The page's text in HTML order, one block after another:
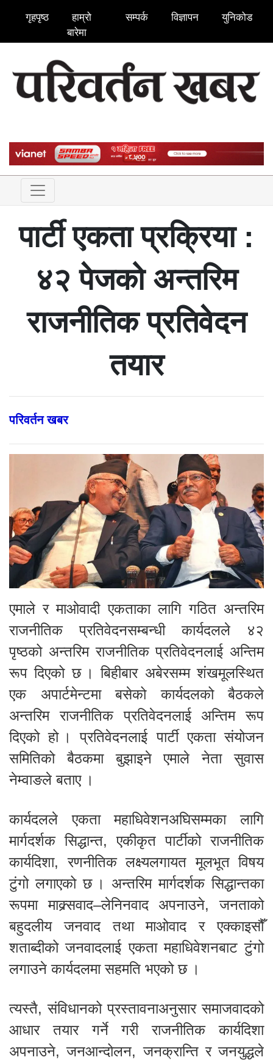
गृहपृष्ठ
हाम्रो
बारेमा
सम्पर्क विज्ञापन युनिकोड
पार्टी एकता प्रक्रिया :
४२ पेजको अन्तरिम
राजनीतिक प्रतिवेदन
तयार
परिवर्तन खबर
एमाले र माओवादी एकताका लागि गठित अन्तरिम
राजनीतिक प्रतिवेदनसम्बन्धी कार्यदलले ४२
पृष्ठको अन्तरिम राजनीतिक प्रतिवेदनलाई अन्तिम
रूप दिएको छ । बिहीबार अबेरसम्म शंखमूलस्थित
एक अपार्टमेन्टमा बसेको कार्यदलको बैठकले
अन्तरिम राजनीतिक प्रतिवेदनलाई अन्तिम रूप
दिएको हो । प्रतिवेदनलाई पार्टी एकता संयोजन
समितिको बैठकमा बुझाइने एमाले नेता सुवास
नेम्वाङले बताए ।
कार्यदलले एकता महाधिवेशनअघिसम्मका लागि
मार्गदर्शक सिद्धान्त, एकीकृत पार्टीको राजनीतिक
कार्यदिशा, रणनीतिक लक्ष्यलगायत मूलभूत विषय
टुंगो लगाएको छ । अन्तरिम मार्गदर्शक सिद्धान्तका
रूपमा माक्र्सवाद–लेनिनवाद अपनाउने, जनताको
बहुदलीय जनवाद तथा माओवाद र एक्काइसौँ
शताब्दीको जनवादलाई एकता महाधिवेशनबाट टुंगो
लगाउने कार्यदलमा सहमति भएको छ ।
त्यस्तै, संविधानको प्रस्तावनाअनुसार समाजवादको
आधार तयार गर्ने गरी राजनीतिक कार्यदिशा
अपनाउने, जनआन्दोलन, जनक्रान्ति र जनयुद्धले